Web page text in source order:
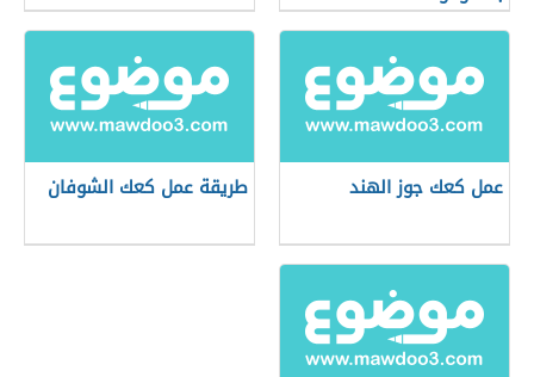
عمل كعك جوز الهند طريقة عمل كعك الشوفان